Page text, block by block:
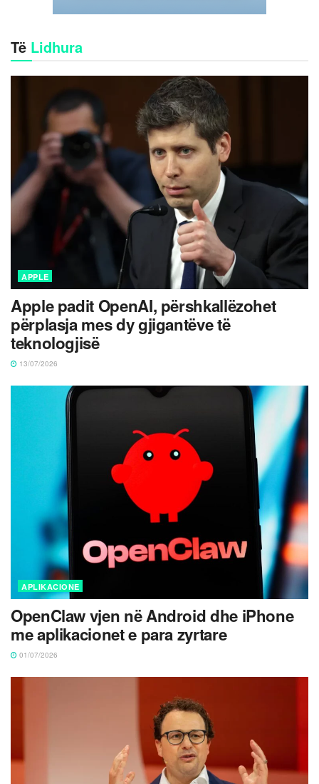
Të Lidhura
APPLE
Apple padit OpenAI, përshkallëzohet
përplasja mes dy gjigantëve të
teknologjisë
13/07/2026
APLIKACIONE
OpenClaw vjen në Android dhe iPhone
me aplikacionet e para zyrtare
01/07/2026